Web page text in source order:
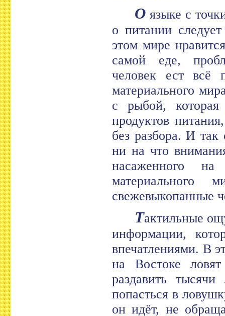
О языке с
о питании
этом мире
самой еде,
человек ест всё
материального
с рыбой,
продуктов
без разбора. И
ни на что
насаженного
свежевыкопанные
Тактильные
информации,
впечатлениями. В
на Востоке
раздавить
попасться в
он идёт, не